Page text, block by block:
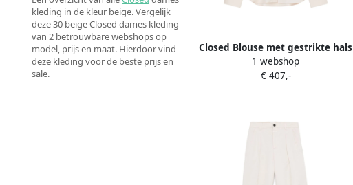
kleding in de kleur beige. Vergelijk
deze 30 beige Closed dames kleding
van 2 betrouwbare webshops op
model, prijs en maat. Hierdoor vind
deze kleding voor de beste prijs en
sale.
Closed Blouse met gestrikte hals
Beige
1 webshop
€ 407,-